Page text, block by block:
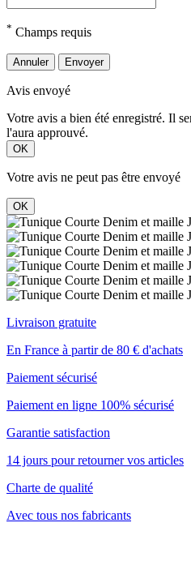
* Champs requis
Annuler Envoyer
Avis envoyé
Votre avis a bien été enregistré. Il
l'aura approuvé.
OK
Votre avis ne peut pas être envoyé
OK
Livraison gratuite
En France à partir de 80 € d'achats
Paiement sécurisé
Paiement en ligne 100% sécurisé
Garantie satisfaction
14 jours pour retourner vos articles
Charte de qualité
Avec tous nos fabricants